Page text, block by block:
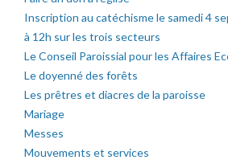
Inscription au catéchisme le samedi 4
à 12h sur les trois secteurs
Le Conseil Paroissial pour les Affaires
Le doyenné des forêts
Les prêtres et diacres de la paroisse
Mariage
Messes
Mouvements et services